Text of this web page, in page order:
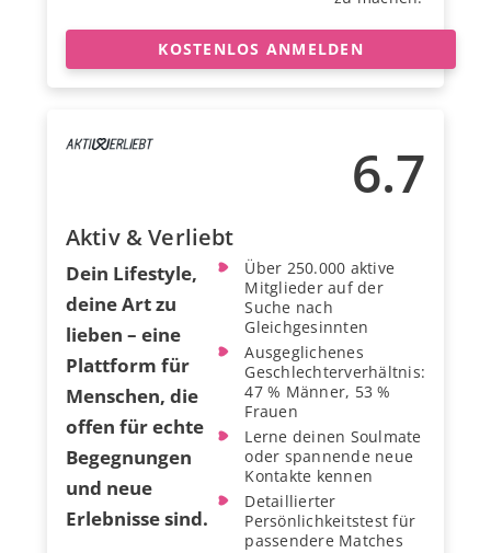
KOSTENLOS ANMELDEN
6.7
Aktiv & Verliebt
Dein Lifestyle,
deine Art zu
lieben – eine
Plattform für
Menschen, die
offen für echte
Begegnungen
und neue
Erlebnisse sind.
Über 250.000 aktive
Mitglieder auf der
Suche nach
Gleichgesinnten
Ausgeglichenes
Geschlechterverhältnis:
47 % Männer, 53 %
Frauen
Lerne deinen Soulmate
oder spannende neue
Kontakte kennen
Detaillierter
Persönlichkeitstest für
passendere Matches